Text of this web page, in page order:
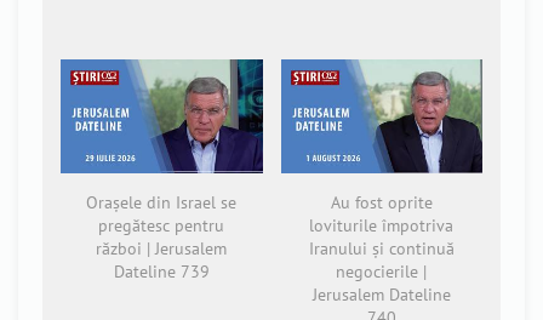
Orașele din Israel se
pregătesc pentru
război | Jerusalem
Dateline 739
Au fost oprite
loviturile împotriva
Iranului și continuă
negocierile |
Jerusalem Dateline